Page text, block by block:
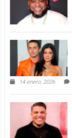
14 enero, 2026